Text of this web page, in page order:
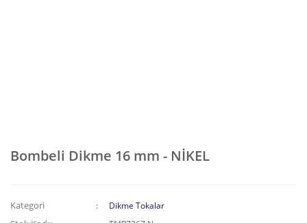
Bombeli Dikme 16 mm - NİKEL
Kategori Dikme Tokalar